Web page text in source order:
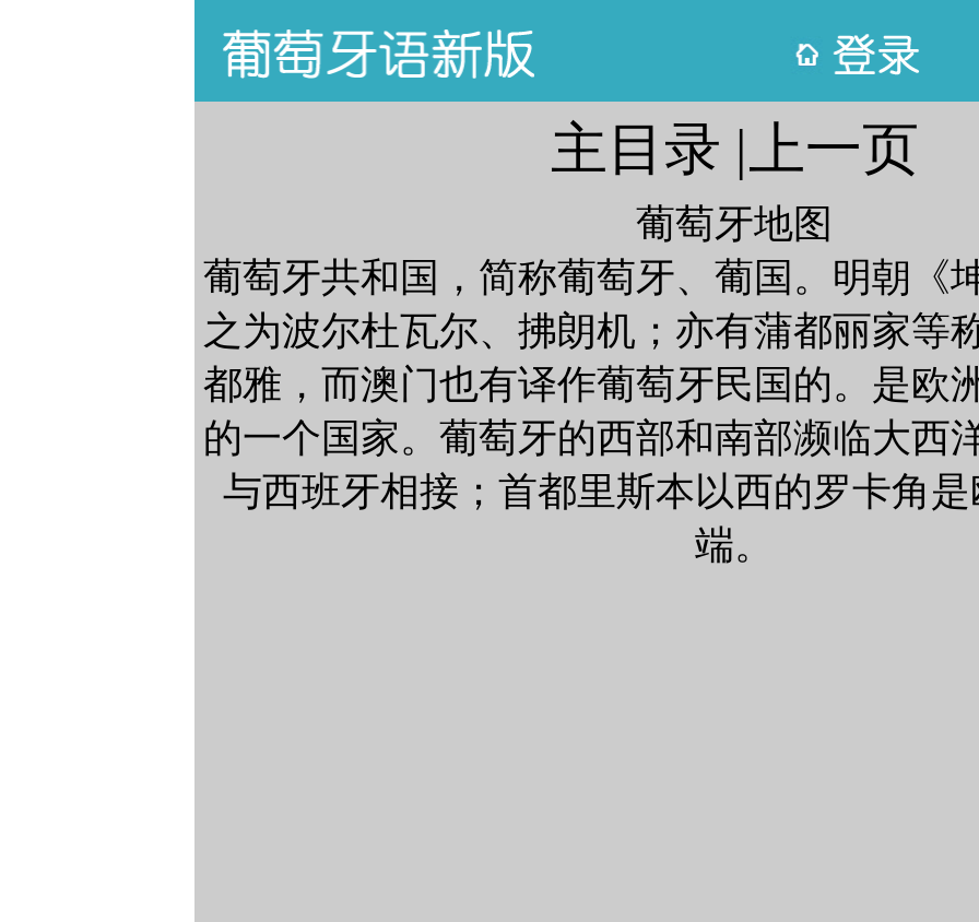
主目录 | 上一页
葡萄牙地图
葡萄牙共和国，简称葡萄牙、葡国。明朝《
之为波尔杜瓦尔、拂朗机；亦有蒲都丽家等
都雅，而澳门也有译作葡萄牙民国的。是欧
的一个国家。葡萄牙的西部和南部濒临大西
与西班牙相接；首都里斯本以西的罗卡角
端。